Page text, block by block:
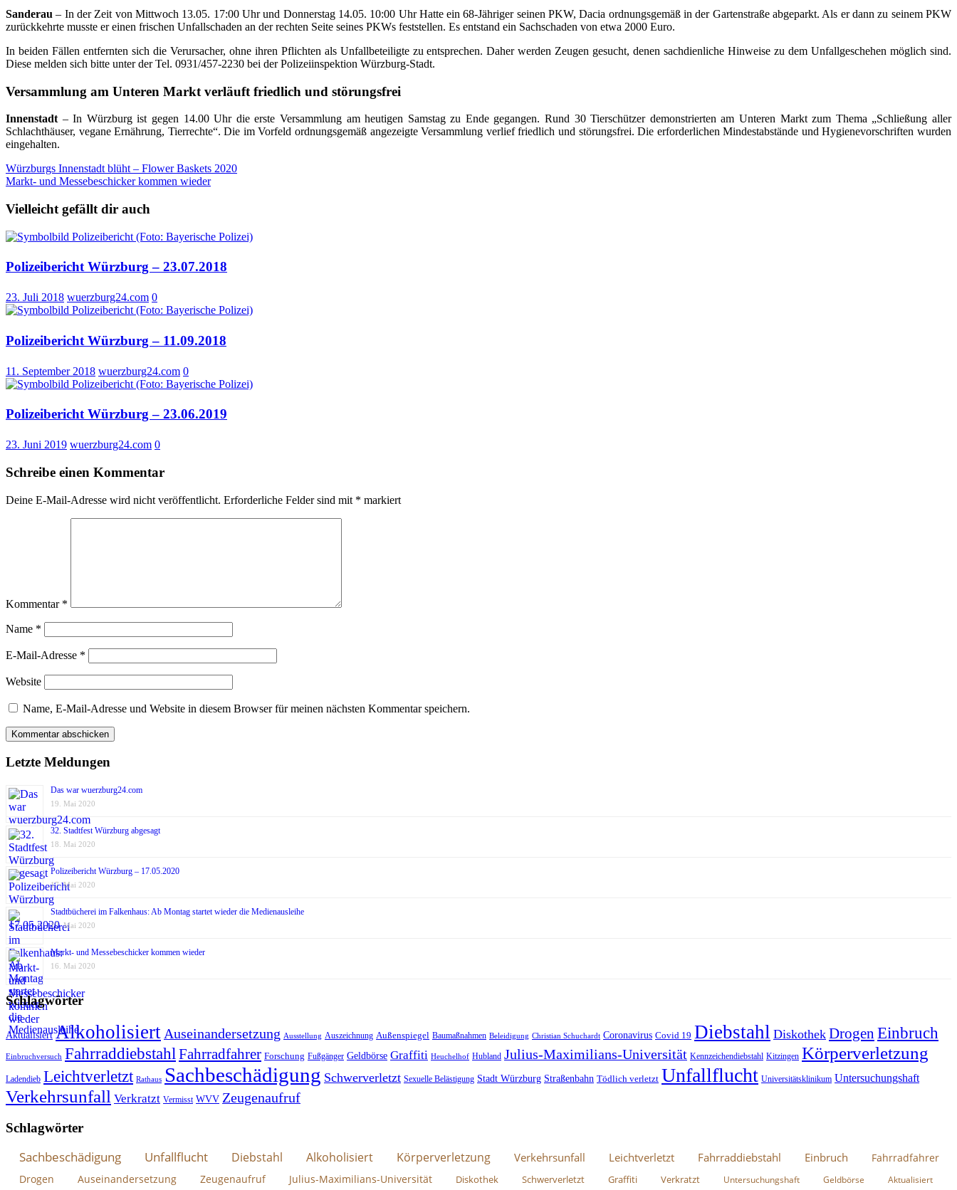
Sanderau – In der Zeit von Mittwoch 13.05. 17:00 Uhr und Donnerstag 14.05. 10:00 Uhr Hatte ein 68-Jähriger seinen PKW, Dacia ordnungsgemäß in der Gartenstraße abgeparkt. Als er dann zu seinem PKW
zurückkehrte musste er einen frischen Unfallschaden an der rechten Seite seines PKWs feststellen. Es entstand ein Sachschaden von etwa 2000 Euro.
In beiden Fällen entfernten sich die Verursacher, ohne ihren Pflichten als Unfallbeteiligte zu entsprechen. Daher werden Zeugen gesucht, denen sachdienliche Hinweise zu dem Unfallgeschehen möglich sind.
Diese melden sich bitte unter der Tel. 0931/457-2230 bei der Polizeiinspektion Würzburg-Stadt.
Versammlung am Unteren Markt verläuft friedlich und störungsfrei
Innenstadt – In Würzburg ist gegen 14.00 Uhr die erste Versammlung am heutigen Samstag zu Ende gegangen. Rund 30 Tierschützer demonstrierten am Unteren Markt zum Thema „Schließung aller
Schlachthäuser, vegane Ernährung, Tierrechte“. Die im Vorfeld ordnungsgemäß angezeigte Versammlung verlief friedlich und störungsfrei. Die erforderlichen Mindestabstände und Hygienevorschriften wurden
eingehalten.
Beitragsnavigation
Würzburgs Innenstadt blüht – Flower Baskets 2020
Markt- und Messebeschicker kommen wieder
Vielleicht gefällt dir auch
Polizeibericht Würzburg – 23.07.2018
23. Juli 2018 wuerzburg24.com 0
Polizeibericht Würzburg – 11.09.2018
11. September 2018 wuerzburg24.com 0
Polizeibericht Würzburg – 23.06.2019
23. Juni 2019 wuerzburg24.com 0
Schreibe einen Kommentar
Deine E-Mail-Adresse wird nicht veröffentlicht. Erforderliche Felder sind mit * markiert
Kommentar *
Name *
E-Mail-Adresse *
Website
Name, E-Mail-Adresse und Website in diesem Browser für meinen nächsten Kommentar speichern.
Letzte Meldungen
Das war wuerzburg24.com
19. Mai 2020
32. Stadtfest Würzburg abgesagt
18. Mai 2020
Polizeibericht Würzburg – 17.05.2020
17. Mai 2020
Stadtbücherei im Falkenhaus: Ab Montag startet wieder die Medienausleihe
17. Mai 2020
Markt- und Messebeschicker kommen wieder
16. Mai 2020
Schlagwörter
Aktualisiert Alkoholisiert Auseinandersetzung Ausstellung Auszeichnung Außenspiegel Baumaßnahmen Beleidigung Christian Schuchardt Coronavirus Covid 19 Diebstahl Diskothek Drogen Einbruch
Einbruchversuch FahrraddiebstahlFahrradfahrer Forschung Fußgänger Geldbörse Graffiti Heuchelhof Hubland Julius-Maximilians-Universität Kennzeichendiebstahl Kitzingen Körperverletzung
Ladendieb Leichtverletzt Rathaus Sachbeschädigung Schwerverletzt Sexuelle Belästigung Stadt Würzburg Straßenbahn Tödlich verletzt Unfallflucht Universitätsklinikum Untersuchungshaft
Verkehrsunfall Verkratzt Vermisst WVV Zeugenaufruf
Schlagwörter
Sachbeschädigung Unfallflucht Diebstahl Alkoholisiert Körperverletzung Verkehrsunfall Leichtverletzt Fahrraddiebstahl Einbruch
Fahrradfahrer
Drogen
Auseinandersetzung Zeugenaufruf Julius-Maximilians-Universität Diskothek Schwerverletzt Graffiti Verkratzt Untersuchungshaft Geldbörse Aktualisiert